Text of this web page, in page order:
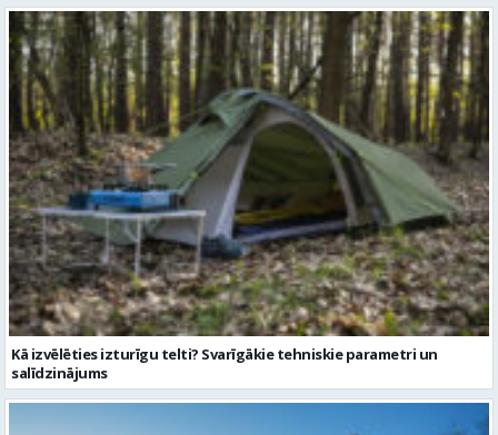
Kāpēc divus trīs gadus veci mazlietoti auto ar garantiju ir laba izvēle